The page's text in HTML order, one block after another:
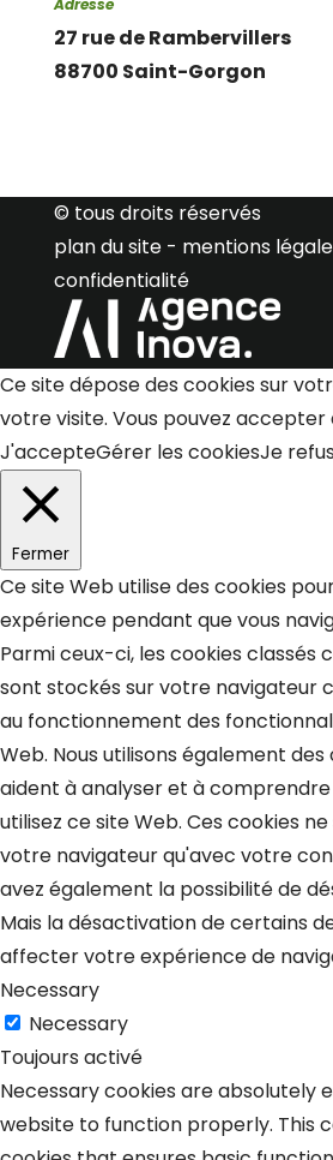
Adresse
27 rue de Rambervillers
88700 Saint-Gorgon
© tous droits réservés
plan du site- mentions
confidentialité
Ce site dépose des cookies sur
votre visite. Vous pouvez
J'accepteGérer les cookiesJe
Fermer
Ce site Web utilise des cookies
expérience pendant que vous
Parmi ceux-ci, les cookies classés
sont stockés sur votre navigateur
au fonctionnement des
Web. Nous utilisons également des
aident à analyser et à
utilisez ce site Web. Ces cookies
votre navigateur qu'avec votre
avez également la possibilité de
Mais la désactivation de certains
affecter votre expérience de
Necessary
Necessary
Toujours activé
Necessary cookies are absolutely
website to function properly. This